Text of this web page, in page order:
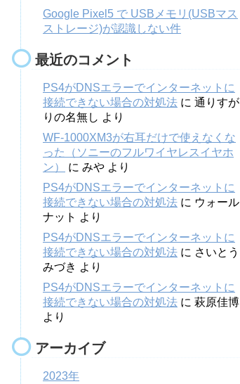
Google Pixel5 で USBメモリ(USBマス
ストレージ)が認識しない件
最近のコメント
PS4がDNSエラーでインターネットに
接続できない場合の対処法 に 通りすが
りの名無し より
WF-1000XM3が右耳だけで使えなくな
った（ソニーのフルワイヤレスイヤホ
ン）
に みや より
PS4がDNSエラーでインターネットに
接続できない場合の対処法 に ウォール
ナット より
PS4がDNSエラーでインターネットに
接続できない場合の対処法 に さいとう
みづき より
PS4がDNSエラーでインターネットに
接続できない場合の対処法 に 萩原佳博
より
アーカイブ
2023年